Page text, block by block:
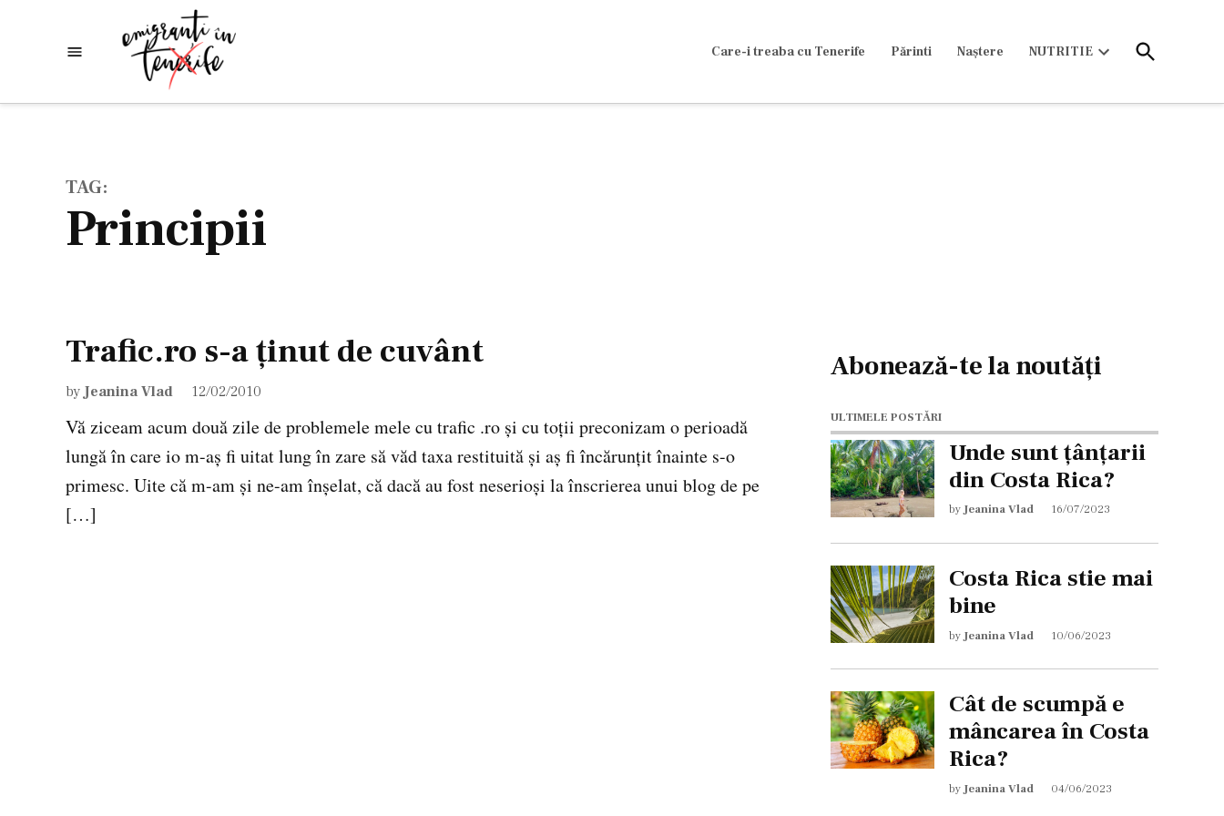
Care-i treaba cu Tenerife Părinti Naștere NUTRITIE
Open
Search
TAG:
principii
Trafic.ro s-a ţinut de cuvânt
by Jeanina Vlad 12/02/2010
Vă ziceam acum două zile de problemele mele cu trafic .ro şi cu toţii preconizam o perioadă
lungă în care io m-aş fi uitat lung în zare să văd taxa restituită şi aş fi încărunţit înainte s-o
primesc. Uite că m-am şi ne-am înşelat, că dacă au fost neserioşi la înscrierea unui blog de pe
[…]
Abonează-te la noutăți
ULTIMELE POSTĂRI
Unde sunt țânțarii
din Costa Rica?
byJeanina Vlad 16/07/2023
Costa Rica stie mai
bine
by Jeanina Vlad 10/06/2023
Cât de scumpă e
mâncarea în Costa
Rica?
by Jeanina Vlad 04/06/2023